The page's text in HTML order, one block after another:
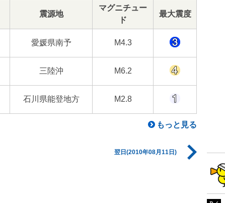
震源地
マグニチュー
ド
最大震度
愛媛県南予 M4.3
三陸沖 M6.2
石川県能登地方 M2.8
もっと見る
翌日(2010年08月11日)